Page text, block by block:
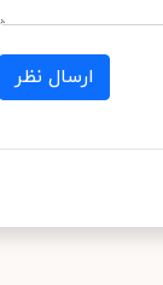
ارسال نظر